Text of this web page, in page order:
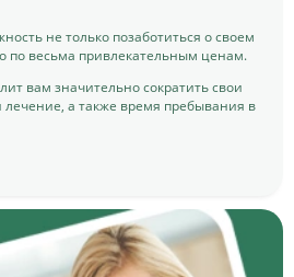
не только позаботиться о своем
по весьма привлекательным ценам.
вам значительно сократить свои
лечение, а также время пребывания в